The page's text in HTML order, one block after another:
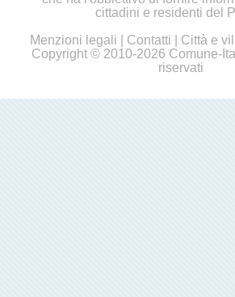
cittadini e residenti del
Menzioni legali
Contatti Città e
Copyright © 2010-2026 Comune-
riservati